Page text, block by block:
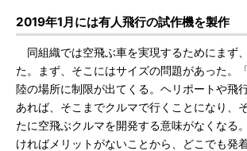
2019年1月には有人飛行の試作機を製作
同組織では空飛ぶ車を実現するためにまず
た。まず、そこにはサイズの問題があった。
陸の場所に制限が出てくる。ヘリポートや飛
あれば、そこまでクルマで行くことになり、
たに空飛ぶクルマを開発する意味がなくなる
ければメリットがないことから、どこでも発